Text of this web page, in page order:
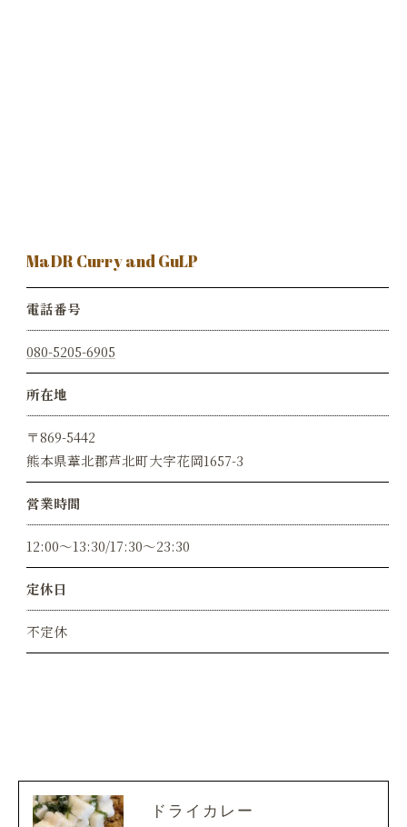
MaDR Curry and GuLP
電話番号
080-5205-6905
所在地
〒869-5442
熊本県葦北郡芦北町大字花岡1657-3
営業時間
12:00～13:30/17:30～23:30
定休日
不定休
ドライカレー